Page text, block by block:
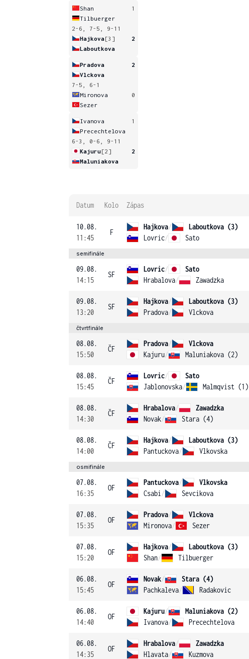
Shan
1
Tilbuerger
2-6, 7-5, 9-11
Hajkova[3]
2
Laboutkova
Pradova
2
Vlckova
7-5, 6-1
Mironova
0
Sezer
Ivanova
1
Precechtelova
6-3, 0-6, 9-11
Kajuru[2]
2
Maluniakova
Datum Kolo Zápas
10.08.
11:45
F
Hajkova/
Laboutkova (3)
Lovric/ Sato
semifinále
09.08.
14:15
SF
Lovric/
Sato
Hrabalova/ Zawadzka
09.08.
13:20
SF
Hajkova/
Laboutkova (3)
Pradova/ Vlckova
čtvrtfinále
08.08.
15:50
ČF
Pradova/
Vlckova
Kajuru/ Maluniakova (2)
08.08.
15:45
ČF
Lovric/
Sato
Jablonovska/ Malmqvist (1)
08.08.
14:30
ČF
Hrabalova/
Zawadzka
Novak/ Stara (4)
08.08.
14:00
ČF
Hajkova/
Laboutkova (3)
Pantuckova/ Vlkovska
osmifinále
07.08.
16:35
OF
Pantuckova/
Vlkovska
Csabi / Sevcikova
07.08.
15:35
OF
Pradova/
Vlckova
Mironova/ Sezer
07.08.
15:20
OF
Hajkova/
Laboutkova (3)
Shan/ Tilbuerger
06.08.
15:45
OF
Novak/
Stara (4)
Pachkaleva/ Radakovic
06.08.
14:40
OF
Kajuru/
Maluniakova (2)
Ivanova/ Precechtelova
06.08.
14:35
OF
Hrabalova/
Zawadzka
Hlavata/ Kuzmova